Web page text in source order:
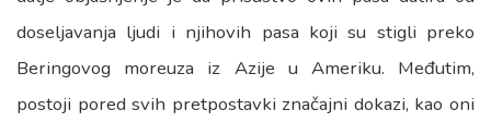
doseljavanja ljudi i njihovih pasa koji su stigli preko
Beringovog moreuza iz Azije u Ameriku. Međutim,
postoji pored svih pretpostavki značajni dokazi, kao oni